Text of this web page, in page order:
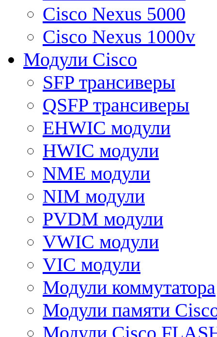
Cisco Nexus 5000
Cisco Nexus 1000v
Модули Cisco
SFP трансиверы
QSFP трансиверы
EHWIC модули
HWIC модули
NME модули
NIM модули
PVDM модули
VWIC модули
VIC модули
Модули коммутатора
Модули памяти